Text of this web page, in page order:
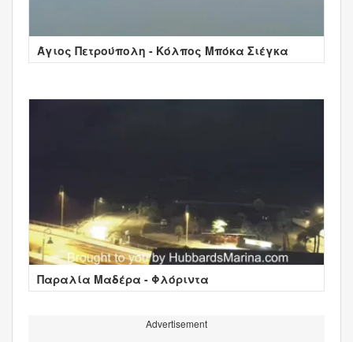
Άγιος Πετρούπολη - Κόλπος Μπόκα Σιέγκα
Παραλία Μαδέρα - Φλόριντα
Advertisement